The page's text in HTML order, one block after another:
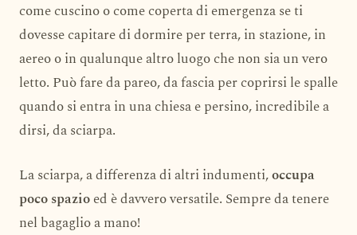
come cuscino o come coperta di emergenza se ti
dovesse capitare di dormire per terra, in stazione, in
aereo o in qualunque altro luogo che non sia un vero
letto. Può fare da pareo, da fascia per coprirsi le spalle
quando si entra in una chiesa e persino, incredibile a
dirsi, da sciarpa.
La sciarpa, a differenza di altri indumenti,occupa
poco spazioed è davvero versatile. Sempre da tenere
nel bagaglio a mano!